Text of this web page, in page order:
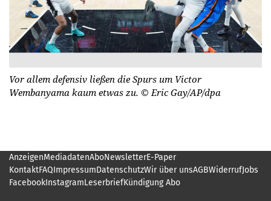
Vor allem defensiv ließen die Spurs um Victor
Wembanyama kaum etwas zu. © Eric Gay/AP/dpa
AnzeigenMediadatenAboNewsletterE-Paper
KontaktFAQImpressumDatenschutzWir über unsAGBWiderrufJobs
FacebookInstagramLeserbriefKündigung Abo